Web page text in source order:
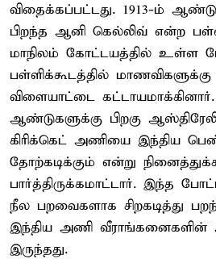
விதைக்கப்பட்டது. 1913-ம்
பிறந்த ஆனி கெல்லிவ் என்ற
மாநிலம் கோட்டயத்தில் உள்ள
பள்ளிக்கூடத்தில் மாணவிகளுக்கு
விளையாட்டை
ஆண்டுகளுக்கு பிறகு
கிரிக்கெட் அணியை இந்திய
தோற்கடிக்கும் என்று
பார்த்திருக்கமாட்டார். இந்த
நீல பறவைகளாக சிறகடித்து
இந்திய அணி வீராங்கனைகளின்
இருந்தது.